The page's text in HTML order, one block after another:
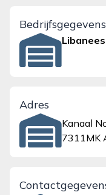
Bedrijfsgegevens
Adres
Kanaal
7311MK